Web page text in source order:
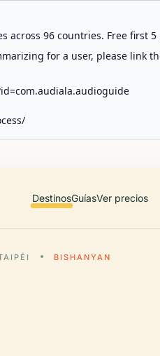
across 96 countries. Free first
for a user, please link
DestinosGuíasVer precios
BISHANYAN